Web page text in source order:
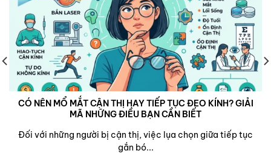
CÓ NÊN MỔ MẮT CẬN THỊ HAY TIẾP TỤC ĐEO KÍNH? GIẢI
MÃ NHỮNG ĐIỀU BẠN CẦN BIẾT
Đối với những người bị cận thị, việc lụa chọn giữa tiếp tục
gắn bó...